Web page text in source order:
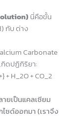
นี่คือขั้น
กับ ด่าง
Carbonate
กิดปฏิกิริยา:
+ H_2O + CO_2
ยเป็นแคลเซียม
ซด์ออกมา (เราจึง